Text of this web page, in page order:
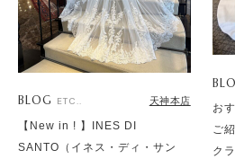
BLOG ETC.. 天神本店
【New in ! 】INES DI
SANTO（イネス・ディ・サン
お
ご
ク